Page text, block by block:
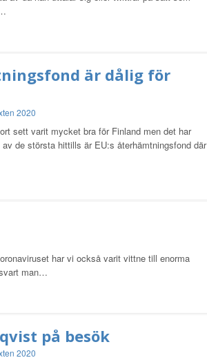
är dålig för
2020
sett varit mycket bra för Finland men det har
de största hittills är EU:s återhämtningsfond där
har vi också varit vittne till enorma
man…
på besök
2020